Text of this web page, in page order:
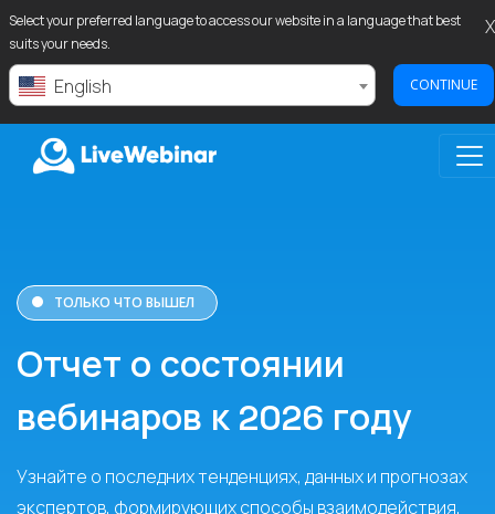
Select your preferred language to access our website in a language that best
suits your needs.
English CONTINUE
X
ТОЛЬКО ЧТО ВЫШЕЛ
Отчет о состоянии
вебинаров к 2026 году
Узнайте о последних тенденциях, данных и прогнозах
экспертов, формирующих способы взаимодействия,